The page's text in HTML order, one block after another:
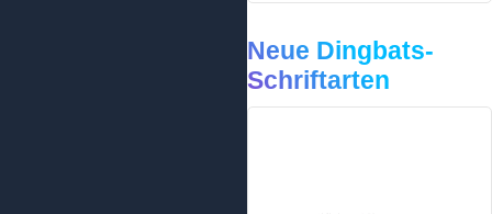
Neue Dingbats-
Schriftarten